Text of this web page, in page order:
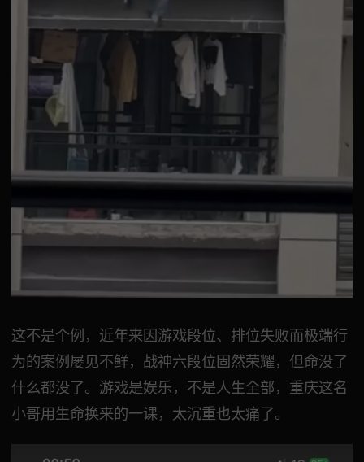
这不是个例，近年来因游戏段位、排位失败而极端行
为的案例屡见不鲜，战神六段位固然荣耀，但命没了
什么都没了。游戏是娱乐，不是人生全部，重庆这名
小哥用生命换来的一课，太沉重也太痛了。